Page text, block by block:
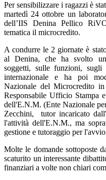
Per sensibilizzare i ragazzi è
martedì 24 ottobre un
dell’IIS Denina Pellico
tematica il microcredito.
A condurre le 2 giornate è
al Denina, che ha svolto
soggetti, sulle funzioni,
internazionale e ha poi
Nazionale del Microcredito
Responsabile Ufficio Stampa
dell'E.N.M. (Ente Nazionale
Zecchini, tutor incaricato
l'attività dell'E.N.M., ma
gestione e tutoraggio per
Molte le domande sottoposte
scaturito un interessante
finanziari a volte non chiari